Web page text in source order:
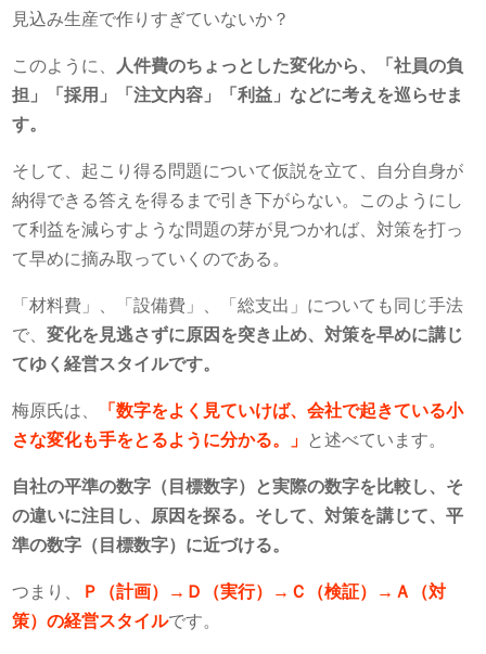
見込み生産で作りすぎていないか？
このように、
人件費のちょっとした変化から、「社員の負
担」「採用」「注文内容」「利益」などに考えを巡らせま
す。
そして、起こり得る問題について仮説を立て、自分自身が
納得できる答えを得るまで引き下がらない。このようにし
て利益を減らすような問題の芽が見つかれば、対策を打っ
て早めに摘み取っていくのである。
「材料費」、「設備費」、「総支出」についても同じ手法
で、変化を見逃さずに原因を突き止め、対策を早めに講じ
てゆく経営スタイルです。
梅原氏は、
「数字をよく見ていけば、会社で起きている小
さな変化も手をとるように分かる。」
と述べています。
自社の平準の数字（目標数字）と実際の数字を比較し、そ
の違いに注目し、原因を探る。そして、対策を講じて、平
準の数字（目標数字）に近づける。
つまり、
Ｐ（計画）→Ｄ（実行）→Ｃ（検証）→Ａ（対
策）の経営スタイルです。